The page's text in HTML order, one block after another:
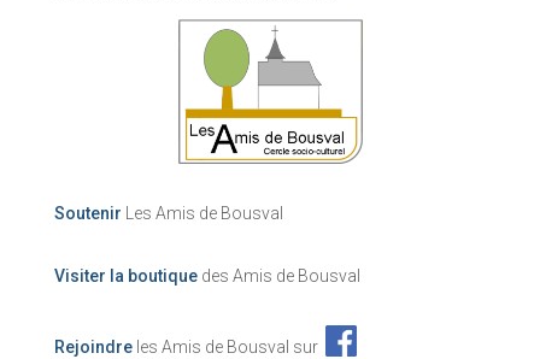
Soutenir Les Amis de Bousval
Visiter la boutique des Amis de Bousval
Rejoindre les Amis de Bousval sur